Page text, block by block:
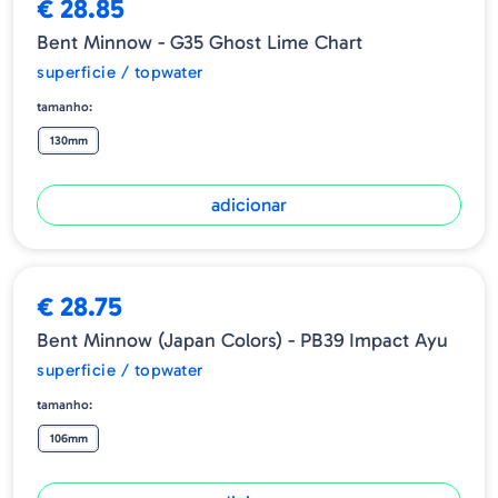
€ 28.85
Bent Minnow - G35 Ghost Lime Chart
superficie / topwater
tamanho:
130mm
adicionar
€ 28.75
Bent Minnow (Japan Colors) - PB39 Impact Ayu
superficie / topwater
tamanho:
106mm